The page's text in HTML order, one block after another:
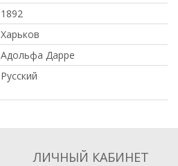
1892
Харьков
Адольфа Дарре
Русский
ЛИЧНЫЙ КАБИНЕТ